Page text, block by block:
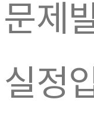
문제
실정